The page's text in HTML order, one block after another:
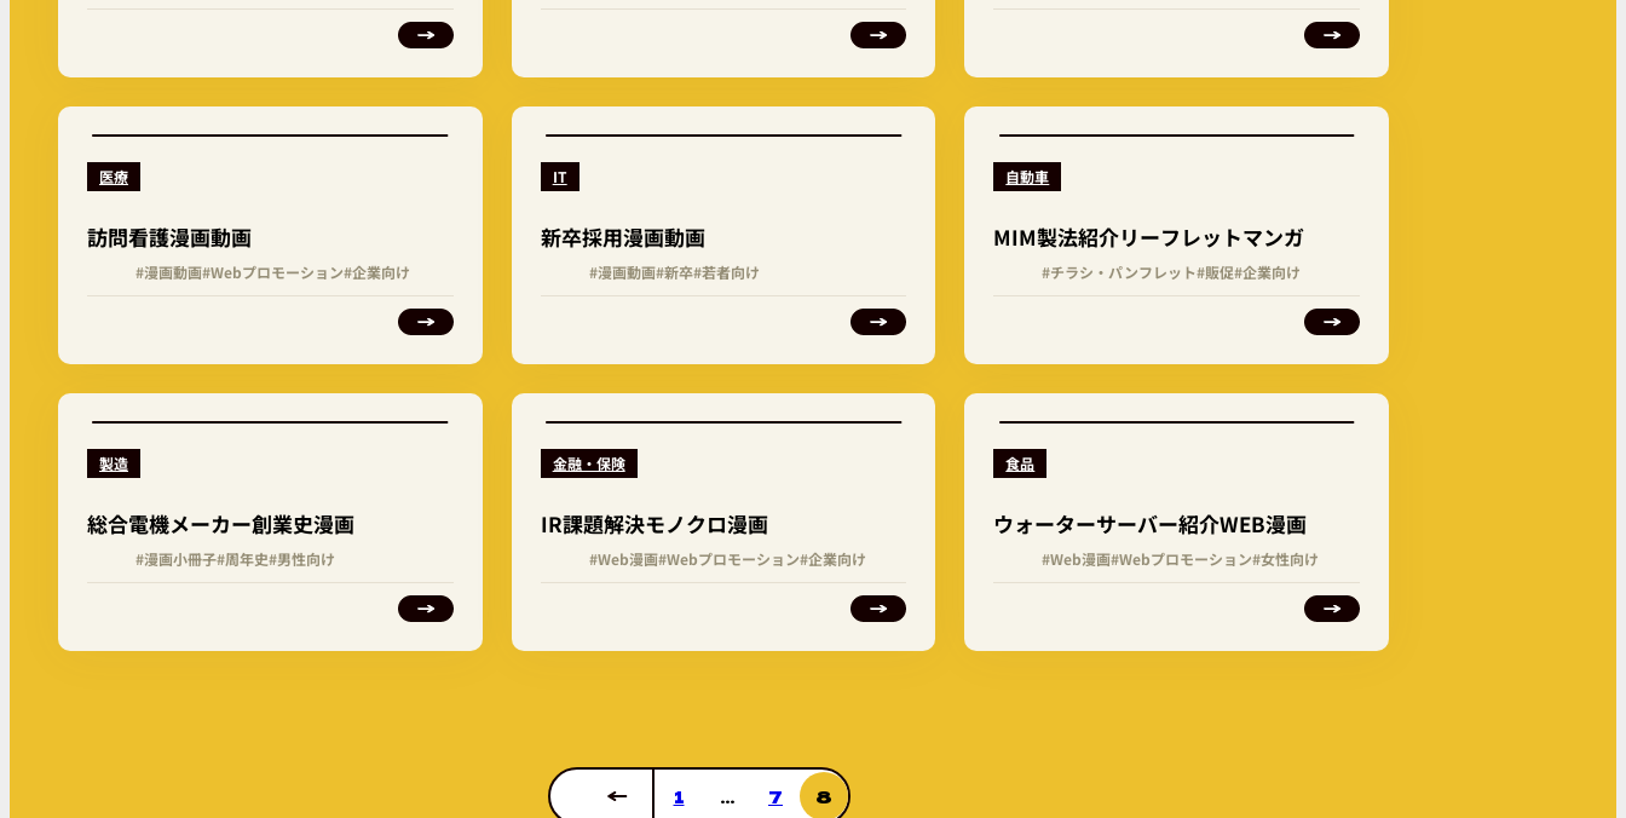
医療
訪問看護漫画動画
#漫画動画#Webプロモーション#企業向け
IT
新卒採用漫画動画
#漫画動画#新卒#若者向け
自動車
MIM製法紹介リーフレットマンガ
#チラシ・パンフレット#販促#企業向け
製造
総合電機メーカー創業史漫画
#漫画小冊子#周年史#男性向け
金融・保険
IR課題解決モノクロ漫画
#Web漫画#Webプロモーション#企業向け
食品
ウォーターサーバー紹介WEB漫画
#Web漫画#Webプロモーション#女性向け
1 … 7 8